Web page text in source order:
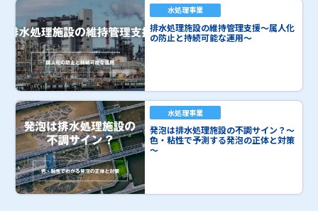
水処理事業
排水処理施設の維持管理支援～属人化
の防止と持続可能な運用～
水処理事業
発泡は排水処理施設の不調サイン？～
色・粘性で予測する発泡の正体と対策
～